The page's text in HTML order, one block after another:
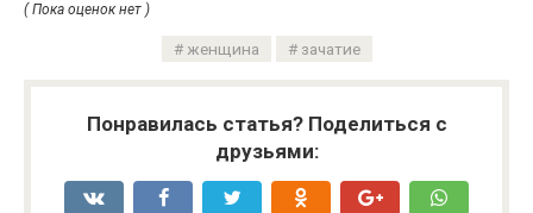
( Пока оценок нет )
женщина зачатие
Понравилась статья? Поделиться с
друзьями: